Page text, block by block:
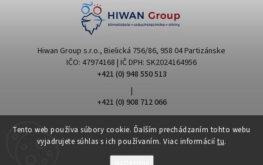
Tento web používa súbory cookie. Ďalším prechádzaním tohto webu
vyjadrujete súhlas s ich používaním. Viac informácií tu.
Hiwan Group s.r.o., Bielická 756/86, 958 04 Partizánske
IČO: 47974168 | IČ DPH: SK2024164956
+421 (0) 948 550 513
|
+421 (0) 908 712 066
hiwangroup@hiwangroup.com